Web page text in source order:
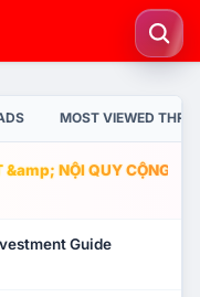
MOST VIEWED
&amp; NỘI QUY CỘNG
Guide